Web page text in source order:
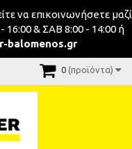
να επικοινωνήσeτε μαζί
& ΣΑΒ 8:00 - 14:00 ή
balomenos.gr
0 (προϊόντα)